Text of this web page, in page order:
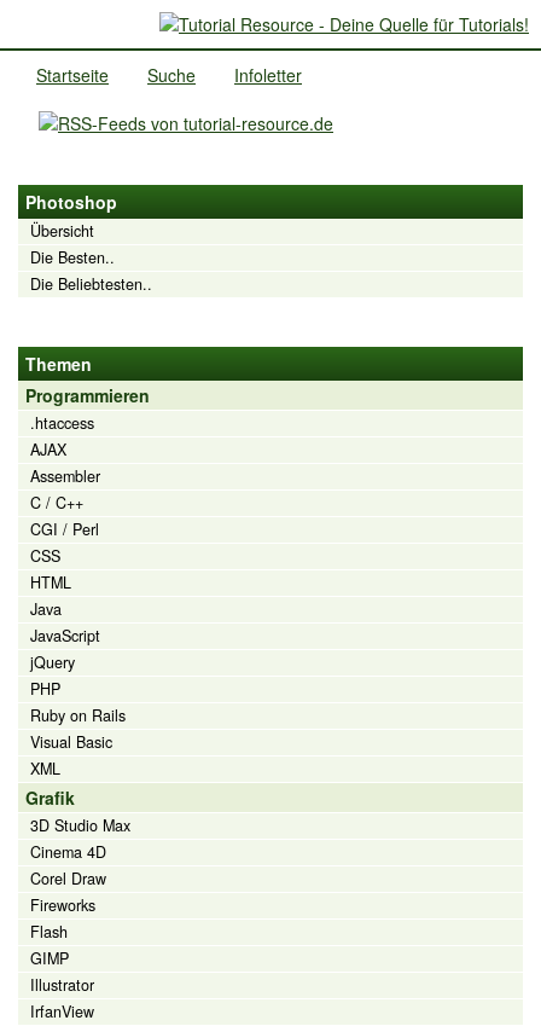
Startseite Suche Infoletter
Photoshop
Übersicht
Die Besten..
Die Beliebtesten..
Themen
Programmieren
.htaccess
AJAX
Assembler
C / C++
CGI / Perl
CSS
HTML
Java
JavaScript
jQuery
PHP
Ruby on Rails
Visual Basic
XML
Grafik
3D Studio Max
Cinema 4D
Corel Draw
Fireworks
Flash
GIMP
Illustrator
IrfanView